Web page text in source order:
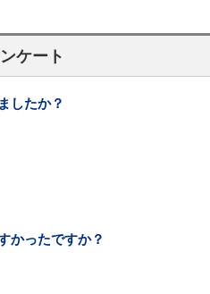
ケート
したか？
かったですか？